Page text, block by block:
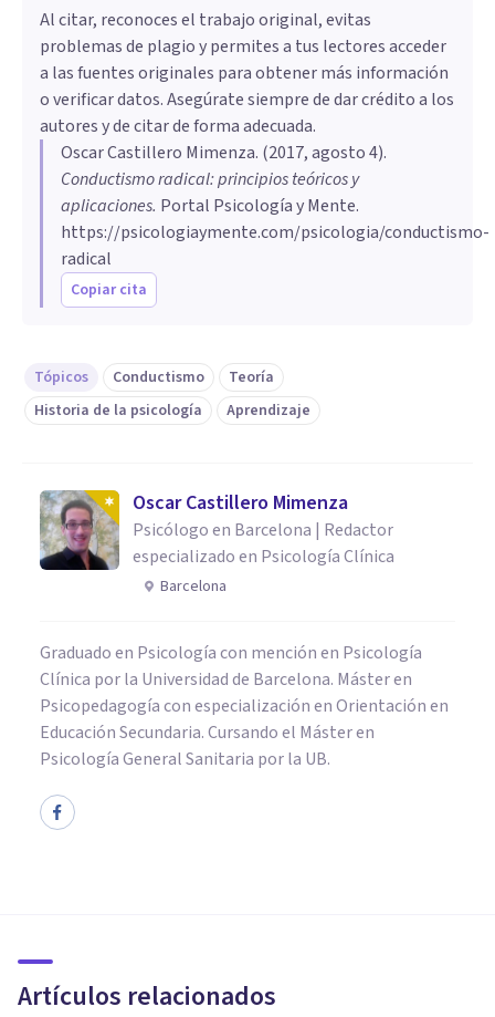
Al citar, reconoces el trabajo original, evitas
problemas de plagio y permites a tus lectores acceder
a las fuentes originales para obtener más información
o verificar datos. Asegúrate siempre de dar crédito a los
autores y de citar de forma adecuada.
Oscar Castillero Mimenza. (2017, agosto 4).
Conductismo radical: principios teóricos y
aplicaciones. Portal Psicología y Mente.
https://psicologiaymente.com/psicologia/conductismo-
radical
Copiar cita
Tópicos Conductismo
Teoría
Historia de la psicología
Aprendizaje
Oscar Castillero Mimenza
Psicólogo en Barcelona | Redactor
especializado en Psicología Clínica
Barcelona
Graduado en Psicología con mención en Psicología
Clínica por la Universidad de Barcelona. Máster en
Psicopedagogía con especialización en Orientación en
Educación Secundaria. Cursando el Máster en
Psicología General Sanitaria por la UB.
Artículos relacionados
tratamiento